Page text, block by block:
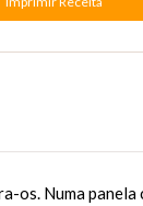
os. Numa